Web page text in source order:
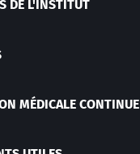
DE L'INSTITUT
MÉDICALE CONTINUE